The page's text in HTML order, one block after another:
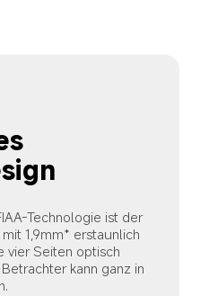
Technologie ist der
1,9mm* erstaunlich
vier Seiten optisch
kann ganz in